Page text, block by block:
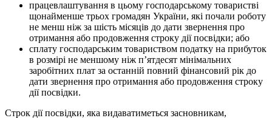
працевлаштування в цьому господарському товаристві
щонайменше трьох громадян України, які почали роботу
не менш ніж за шість місяців до дати звернення про
отримання або продовження строку дії посвідки; або
сплату господарським товариством податку на прибуток
в розмірі не меншому ніж п’ятдесят мінімальних
заробітних плат за останній повний фінансовий рік до
дати звернення про отримання або продовження строку
дії посвідки.
Строк дії посвідки, яка видаватиметься засновникам,